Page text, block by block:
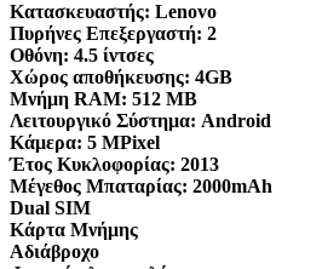
Κατασκευαστής: Lenovo
Πυρήνες Επεξεργαστή: 2
Οθόνη: 4.5 ίντσες
Χώρος αποθήκευσης: 4GB
Μνήμη RAM: 512 MB
Λειτουργικό Σύστημα: Android
Κάμερα: 5 MPixel
Έτος Κυκλοφορίας: 2013
Μέγεθος Μπαταρίας: 2000mAh
Dual SIM
Κάρτα Μνήμης
Αδιάβροχο